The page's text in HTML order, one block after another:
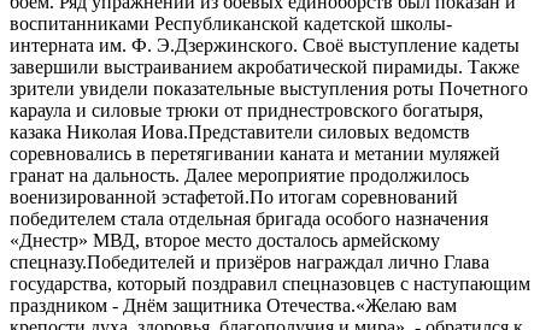
воспитанниками Республиканской кадетской школы-
интерната им. Ф. Э.Дзержинского. Своё выступление кадеты
завершили выстраиванием акробатической пирамиды. Также
зрители увидели показательные выступления роты Почетного
караула и силовые трюки от приднестровского богатыря,
казака Николая Иова.Представители силовых ведомств
соревновались в перетягивании каната и метании муляжей
гранат на дальность. Далее мероприятие продолжилось
военизированной эстафетой.По итогам соревнований
победителем стала отдельная бригада особого назначения
«Днестр» МВД, второе место досталось армейскому
спецназу.Победителей и призёров награждал лично Глава
государства, который поздравил спецназовцев с наступающим
праздником - Днём защитника Отечества.«Желаю вам